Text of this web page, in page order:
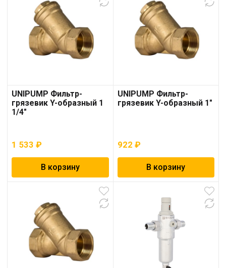
UNIPUMP Фильтр-
грязевик Y-образный 1
1/4″
1 533 ₽
В корзину
UNIPUMP Фильтр-
грязевик Y-образный 1″
922 ₽
В корзину